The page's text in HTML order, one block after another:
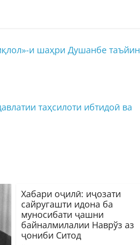
и шаҳри Душанбе таъйин
таҳсилоти ибтидоӣ ва
Хабари оҷилӣ: иҷозати
сайругашти идона ба
муносибати ҷашни
байналмилалии Наврўз аз
ҷониби Ситод